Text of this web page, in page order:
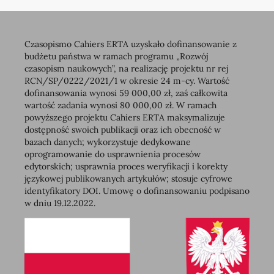
Czasopismo Cahiers ERTA uzyskało dofinansowanie z
budżetu państwa w ramach programu „Rozwój
czasopism naukowych”, na realizację projektu nr rej
RCN/SP/0222/2021/1 w okresie 24 m-cy. Wartość
dofinansowania wynosi 59 000,00 zł, zaś całkowita
wartość zadania wynosi 80 000,00 zł. W ramach
powyższego projektu Cahiers ERTA maksymalizuje
dostępność swoich publikacji oraz ich obecność w
bazach danych; wykorzystuje dedykowane
oprogramowanie do usprawnienia procesów
edytorskich; usprawnia proces weryfikacji i korekty
językowej publikowanych artykułów; stosuje cyfrowe
identyfikatory DOI. Umowę o dofinansowaniu podpisano
w dniu 19.12.2022.